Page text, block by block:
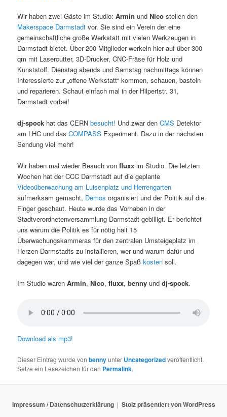
Wir haben zwei Gäste im Studio:Armin undNico stellen den
Makerspace Darmstadt vor. Sie sind ein Verein der eine
gemeinschaftliche große Werkstatt mit vielen Werkzeugen in
Darmstadt bietet. Über 200 Mitglieder werkeln hier auf über 300
qm mit Lasercutter, 3D-Drucker, CNC-Fräse für Holz und
Kunststoff. Dienstag abends und Samstag nachmittags können
Interessierte zur „offene Werkstatt“ kommen, schauen, basteln
und reparieren. Schaut einfach mal in der Hilpertstr. 31,
Darmstadt vorbei!
dj-spock hat das CERNbesucht! Und zwar denCMS Detektor
am LHC und dasCOMPASS Experiment. Dazu in der nächsten
Sendung viel mehr!
Wir haben mal wieder Besuch vonfluxx im Studio. Die letzten
Wochen hat der CCC Darmstadt auf die geplante
Videoüberwachung am Luisenplatz und Herrengarten
aufmerksam gemacht, Demos organisiert und der Politik auf die
Finger geschaut. Heute wurde das Vorhaben in der
Stadtverordnetenversammlung Darmstadt gebilligt. Er berichtet
uns warum die Politik es für nötig hält 15
Überwachungskammeras für den zentralen Umsteigeplatz im
Herzen Darmstadts zu installieren, wer und warum dafür und
dagegen war, und wie viel der ganze Spaßkosten soll.
Im Studio warenArmin,Nico,fluxx,benny unddj-spock.
Download als mp3!
Dieser Eintrag wurde vonbennyunter Uncategorizedveröffentlicht.
Setze ein Lesezeichen für den Permalink.
Impressum / Datenschutzerklärung Stolz präsentiert von WordPress